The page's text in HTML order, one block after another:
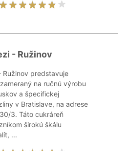
- Ružinov
Ružinov predstavuje
na ručnú výrobu
a špecifickej
v Bratislave, na adrese
3. Táto cukráreň
širokú škálu
...